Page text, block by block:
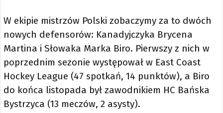
W ekipie mistrzów Polski zobaczymy za to dwóch
nowych defensorów: Kanadyjczyka Brycena
Martina i Słowaka Marka Biro. Pierwszy z nich w
poprzednim sezonie występował w East Coast
Hockey League (47 spotkań, 14 punktów), a Biro
do końca listopada był zawodnikiem HC Bańska
Bystrzyca (13 meczów, 2 asysty).